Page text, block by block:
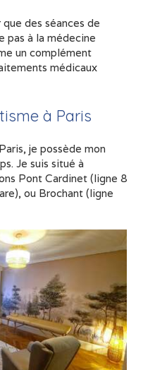
des séances de
pas à la médecine
un complément
médicaux
à Paris
je possède mon
Je suis situé à
Pont Cardinet (ligne 8
ou Brochant (ligne